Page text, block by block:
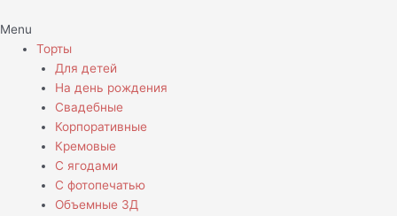
Menu
Торты
Для детей
На день рождения
Свадебные
Корпоративные
Кремовые
С ягодами
С фотопечатью
Объемные 3Д